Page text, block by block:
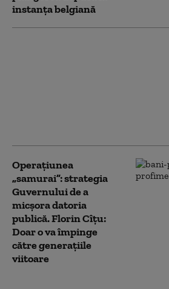
instanța belgiană
Operațiunea
„samurai”: strategia
Guvernului de a
micșora datoria
publică. Florin Cîțu:
Doar o va împinge
către generațiile
viitoare